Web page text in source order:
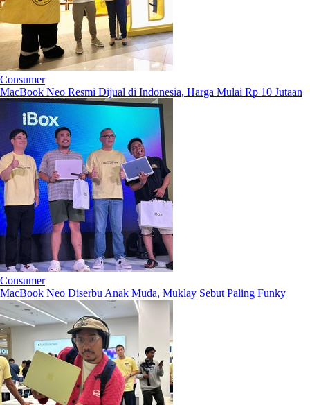
Consumer
MacBook Neo Resmi Dijual di Indonesia, Harga Mulai Rp 10 Jutaan
Consumer
MacBook Neo Diserbu Anak Muda, Muklay Sebut Paling Funky